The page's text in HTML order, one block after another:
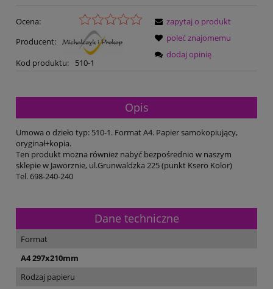
Ocena:
Producent:
Kod produktu:
510-1
zapytaj o produkt
poleć znajomemu
dodaj opinię
Opis
Umowa o dzieło typ: 510-1. Format A4. Papier samokopiujący,
oryginał+kopia.
Ten produkt można również nabyć bezpośrednio w naszym
sklepie w Jaworznie, ul.Grunwaldzka 225 (punkt Ksero Kolor)
Tel. 698-240-240
Dane techniczne
Format
A4 297x210mm
Rodzaj papieru